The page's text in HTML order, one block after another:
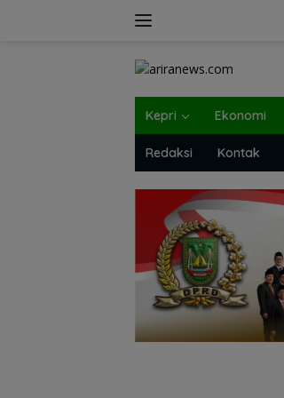
Kepri Ekonomi
Redaksi Kontak